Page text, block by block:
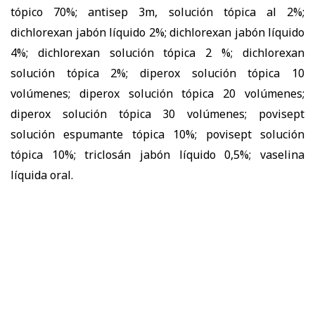
tópico 70%; antisep 3m, solución tópica al 2%;
dichlorexan jabón líquido 2%; dichlorexan jabón líquido
4%; dichlorexan solución tópica 2 %; dichlorexan
solución tópica 2%; diperox solución tópica 10
volúmenes; diperox solución tópica 20 volúmenes;
diperox solución tópica 30 volúmenes; povisept
solución espumante tópica 10%; povisept solución
tópica 10%; triclosán jabón líquido 0,5%; vaselina
líquida oral.